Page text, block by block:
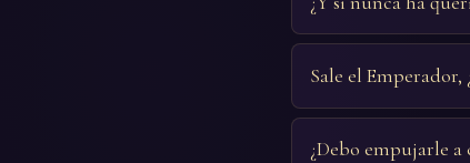
Sale el Emperador,
¿Debo empujarle a